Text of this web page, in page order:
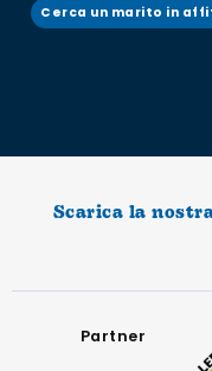
Cerca un marito in
Scarica la
Partner